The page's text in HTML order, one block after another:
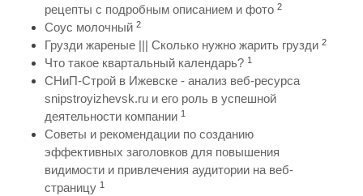
рецепты с подробным описанием и фото 2
Соус молочный 2
Грузди жареные ||| Сколько нужно жарить грузди 2
Что такое квартальный календарь? 1
СНиП-Строй в Ижевске - анализ веб-ресурса
snipstroyizhevsk.ru и его роль в успешной
деятельности компании 1
Советы и рекомендации по созданию
эффективных заголовков для повышения
видимости и привлечения аудитории на веб-
страницу 1